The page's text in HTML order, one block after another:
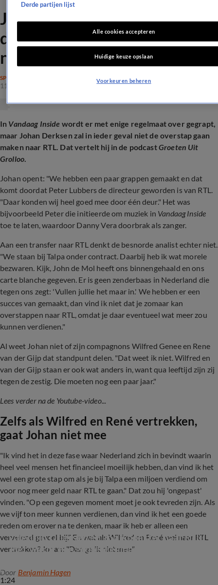
Johan Derksen schept
duidelijkheid over 'transfer
naar RTL'
SPRAAKMAKEND
11 mei 2026, 18:45
In Vandaag Inside wordt er met enige regelmaat over gegrapt,
maar Johan Derksen zal in ieder geval niet de overstap gaan
maken naar RTL. Dat vertelt hij in de podcastGroeten Uit
Grolloo.
Johan opent: "We hebben een paar grappen gemaakt en dat
komt doordat Peter Lubbers de directeur geworden is van RTL.
"Daar konden wij heel goed mee door één deur." Het was
bijvoorbeeld Peter die initieerde om muziek in Vandaag Inside
toe te laten, waardoor Danny Vera doorbrak als zanger.
Aan een transfer naar RTL denkt de besnorde analist echter niet.
"We staan bij Talpa onder contract. Daarbij heb ik wat morele
bezwaren. Kijk, John de Mol heeft ons binnengehaald en ons
carte blanche gegeven. Er is geen zenderbaas in Nederland die
tegen ons zegt: 'Vullen jullie het maar in.' We hebben er een
succes van gemaakt, dan vind ik niet dat je zomaar kan
overstappen naar RTL, omdat je daar eventueel wat meer zou
kunnen verdienen."
Al weet Johan niet of zijn compagnons Wilfred Genee en Rene
van der Gijp dat standpunt delen. "Dat weet ik niet. Wilfred en
van der Gijp staan er ook wat anders in, want qua leeftijd zijn zij
tegen de zestig. Die moeten nog een paar jaar."
Lees verder na de Youtube-video...
Zelfs als Wilfred en René vertrekken,
gaat Johan niet mee
"Ik vind het in deze fase waar Nederland zich in bevindt waarin
heel veel mensen het financieel moeilijk hebben, dan vind ik het
wel een grote stap om als je bij Talpa een miljoen verdiend om
voor nog meer geld naar RTL te gaan." Dat zou hij 'ongepast'
vinden. "Op een gegeven moment moet je ook tevreden zijn. Als
we vijf ton meer kunnen verdienen, dan vind ik het een goede
reden om erover na te denken, maar ik heb er alleen een
vervelend gevoel bij." En wat als Wilfred en René wel naar RTL
vertrekken? Johan: "Dan ga ik niet mee."
1:24
Valentijn Driessen en Job Knoester naar RTL?
'Het wordt een grote leegloop hier!'
Door Benjamin Hagen
Derde partijen lijst
Alle cookies accepteren
Huidige keuze opslaan
Voorkeuren beheren